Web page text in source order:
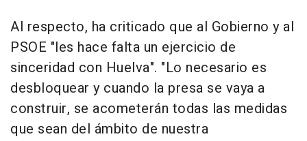
Al respecto, ha criticado que al Gobierno y al
PSOE "les hace falta un ejercicio de
sinceridad con Huelva". "Lo necesario es
desbloquear y cuando la presa se vaya a
construir, se acometerán todas las medidas
que sean del ámbito de nuestra